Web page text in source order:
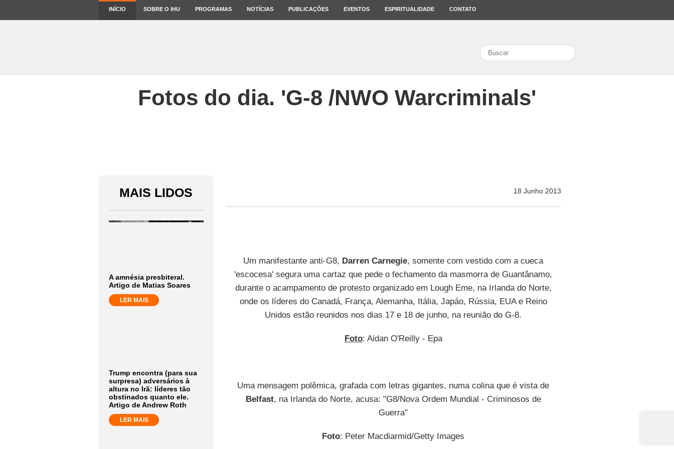
INÍCIO SOBRE O IHU PROGRAMAS NOTÍCIAS PUBLICAÇÕES EVENTOS ESPIRITUALIDADE CONTATO
search
Fotos do dia. 'G-8 /NWO Warcriminals'
MAIS LIDOS
A amnésia presbiteral.
Artigo de Matias Soares
LER MAIS
Trump encontra (para sua
surpresa) adversários à
altura no Irã: líderes tão
obstinados quanto ele.
Artigo de Andrew Roth
LER MAIS
18 Junho 2013
Um manifestante anti-G8, Darren Carnegie, somente com vestido com a cueca
'escocesa' segura uma cartaz que pede o fechamento da masmorra de Guantânamo,
durante o acampamento de protesto organizado em Lough Eme, na Irlanda do Norte,
onde os líderes do Canadá, França, Alemanha, Itália, Japáo, Rússia, EUA e Reino
Unidos estão reunidos nos dias 17 e 18 de junho, na reunião do G-8.
Foto: Aidan O'Reilly - Epa
Uma mensagem polêmica, grafada com letras gigantes, numa colina que é vista de
Belfast, na Irlanda do Norte, acusa: "G8/Nova Ordem Mundial - Criminosos de
Guerra"
Foto: Peter Macdiarmid/Getty Images